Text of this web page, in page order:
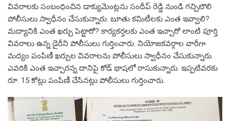
వివరాలకు సంబంధించిన డాక్యుమెంట్లను సందీప్ రెడ్డి నుండి గచ్చిబౌలి
పోలీసులు స్వాధీనం చేసుకున్నారు. బూతు కమిటీలకు ఎంత ఇవ్వాలి?
మద్యానికి ఎంత ఖర్చు పెట్టారో? కార్యకర్తలకు ఎంత ఇచ్చారో లాంటి పూర్తి
వివరాలు ఉన్న డైరీని పోలీసులు గుర్తించారు. నియోజకవర్గాల వారీగా
మద్యం పంపిణీ ఖర్చుల వివరాలను పోలీసులు స్వాధీనం చేసుకున్నారు.
ఎవరికి ఎంత ఇచ్చారన్న దానిపై కోడ్ భాషలో రాసుకున్నారు. ఇప్పటివరకు
రూ. 15 కోట్లు పంపిణీ చేసినట్లు పోలీసులు గుర్తించారు.